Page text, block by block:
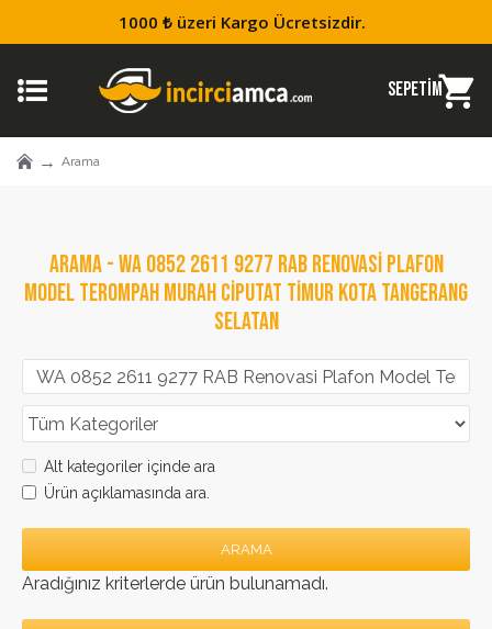
1000 ₺ üzeri Kargo Ücretsizdir.
Arama
ARAMA - WA 0852 2611 9277 RAB RENOVASI PLAFON
MODEL TEROMPAH MURAH CIPUTAT TIMUR KOTA TANGERANG
SELATAN
Alt kategoriler içinde ara
Ürün açıklamasında ara.
ARAMA
Aradığınız kriterlerde ürün bulunamadı.